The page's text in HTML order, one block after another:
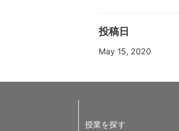
投稿日
May 15, 2020
授業を探す